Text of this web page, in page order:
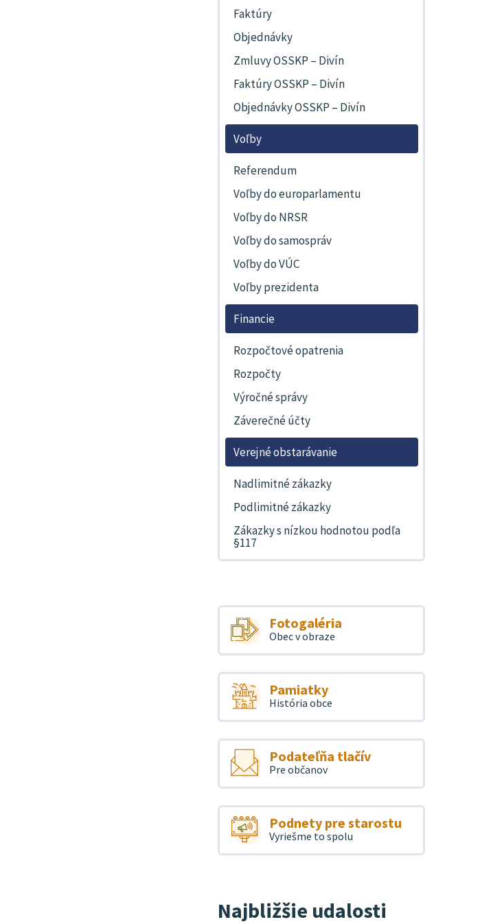
Faktúry
Objednávky
Zmluvy OSSKP – Divín
Faktúry OSSKP – Divín
Objednávky OSSKP – Divín
Voľby
Referendum
Voľby do europarlamentu
Voľby do NRSR
Voľby do samospráv
Voľby do VÚC
Voľby prezidenta
Financie
Rozpočtové opatrenia
Rozpočty
Výročné správy
Záverečné účty
Verejné obstarávanie
Nadlimitné zákazky
Podlimitné zákazky
Zákazky s nízkou hodnotou podľa
§117
Fotogaléria
Obec v obraze
Pamiatky
História obce
Podateľňa tlačív
Pre občanov
Podnety pre starostu
Vyriešme to spolu
Najbližšie udalosti